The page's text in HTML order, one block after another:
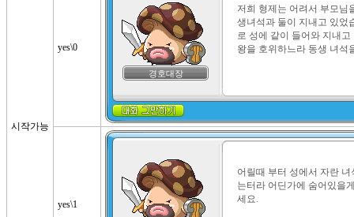
시작가능
yes\0
경호대장
저희 형제는 어려서 부모님
생녀석과 둘이 지내고 있었
로 성에 같이 들어와 지내
왕을 호위하느라 동생 녀석
yes\1
어릴때 부터 성에서 자란
는터라 어딘가에 숨어있을
세요.